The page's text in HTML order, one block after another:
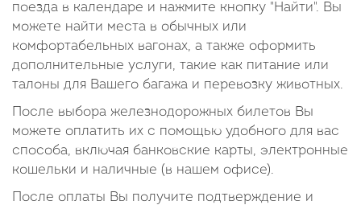
поезда в календаре и нажмите кнопку "Найти". Вы
можете найти места в обычных или
комфортабельных вагонах, а также оформить
дополнительные услуги, такие как питание или
талоны для Вашего багажа и перевозку животных.
После выбора железнодорожных билетов Вы
можете оплатить их с помощью удобного для вас
способа, включая банковские карты, электронные
кошельки и наличные (в нашем офисе).
После оплаты Вы получите подтверждение и
12
13 14 15 16 17
18
19
20 21 22 23
31